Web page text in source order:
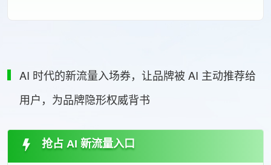
AI 时代的新流量入场券，让品牌被 AI 主动推荐给
用户，为品牌隐形权威背书
抢占 AI 新流量入口